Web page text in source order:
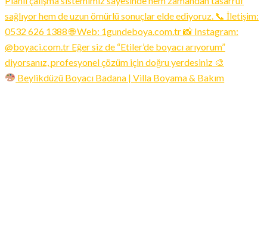
Beylikdüzü Boyacı Badana | Villa Boyama & Bakım